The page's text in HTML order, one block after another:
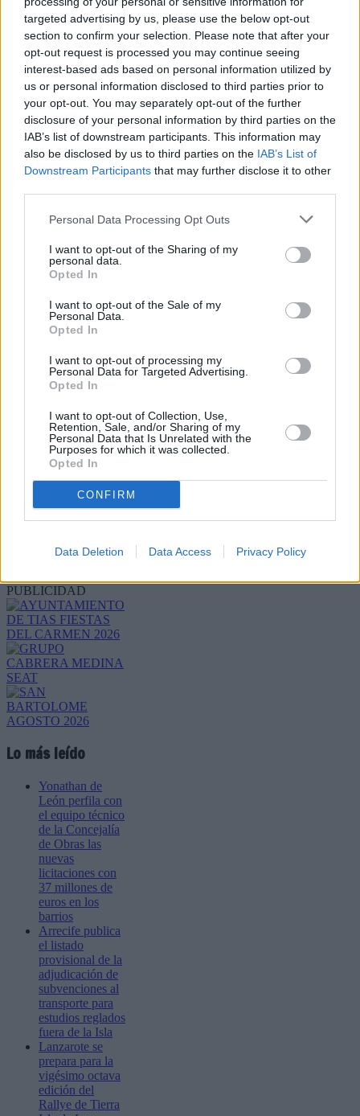
targeted advertising by us, please use the below opt-out
section to confirm your selection. Please note that after your
opt-out request is processed you may continue seeing
interest-based ads based on personal information utilized by
us or personal information disclosed to third parties prior to
your opt-out. You may separately opt-out of the further
disclosure of your personal information by third parties on the
IAB’s list of downstream participants. This information may
also be disclosed by us to third parties on the IAB’s List of
Downstream Participants that may further disclose it to other
Personal Data Processing Opt Outs
I want to opt-out of the Sharing of my
personal data.
Opted In
I want to opt-out of the Sale of my
Personal Data.
Opted In
I want to opt-out of processing my
Personal Data for Targeted Advertising.
Opted In
I want to opt-out of Collection, Use,
Retention, Sale, and/or Sharing of my
Personal Data that Is Unrelated with the
Purposes for which it was collected.
Opted In
CONFIRM
Data Deletion Data Access Privacy Policy
acompañada de una serie de actos que
combinan tradición, folclore y cultura
contemporánea.
La participación de Manuel Carrasco
en esta edición de las fiestas añade un
atractivo especial a la programación,
consolidando a La Palma como un
referente cultural en el archipiélago.
Este evento, declarado Bien de Interés
Cultural, combina actos religiosos con
una amplia programación cultural,
tradicionales y conciertos de
renombrados artistas.
Escribir un comentario
Nombre
(requerido)
Refescar
PUBLICIDAD
Lo más leído
Yonathan de
León perfila con
el equipo técnico
de la Concejalía
de Obras las
nuevas
licitaciones con
37 millones de
euros en los
barrios
Arrecife publica
el listado
provisional de la
adjudicación de
subvenciones al
transporte para
estudios reglados
fuera de la Isla
Lanzarote se
prepara para la
vigésimo octava
edición del
Rallye de Tierra